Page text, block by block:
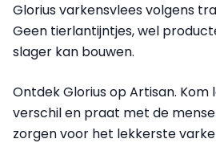
Glorius varkensvlees volgens
Geen tierlantijntjes, wel
slager kan bouwen.
Ontdek Glorius op Artisan. Kom
verschil en praat met de
zorgen voor het lekkerste